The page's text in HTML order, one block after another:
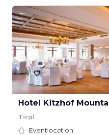
Hotel Kitzhof
Tirol
Eventlocation